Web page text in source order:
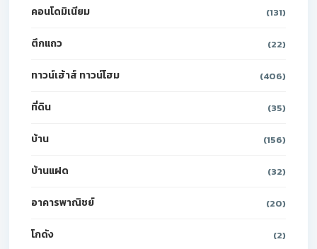
คอนโดมิเนียม (131)
ตึกแถว (22)
ทาวน์เฮ้าส์ ทาวน์โฮม (406)
ที่ดิน (35)
บ้าน (156)
บ้านแฝด (32)
อาคารพาณิชย์ (20)
โกดัง (2)